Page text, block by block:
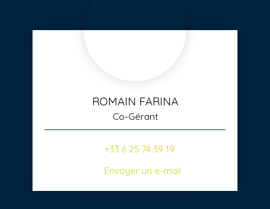
ROMAIN FARINA
Co-Gérant
+33 6 25 74 39 19
Envoyer un e-mail